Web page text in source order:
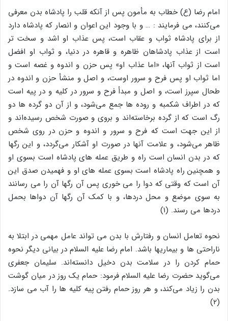
امام رضا (ع) خطاب به مأمون پس از آنکه قلب را پادشاه بدن معرفی
می‌کنند، می فرمایند : … و با وجود این اعوان و انصار که پادشاه دارد
از برای پادشاه ثواب و عقاب است، پس عذاب او اشد و سخت تر
است از عذاب پادشاهان ظاهره و قاهره در دنیا، و ثواب او افضل
است از ثواب آنها، «اما عذاب او» پس حزن و اندوه و غصه است و
اما ثواب او پس فرح و سرور اوست، و اصل و منشأ حزن و اندوه در
طحال سپرز است، و اصل و مبدأ فرح و سرور در کلیه و در پیه است
که در اطراف شکمبه و روده ها جمع می‌شود، و از آن دو گرده ها دو
رگ است که از گرده برخاسته‌اند و بروی و صورت شخص رسیده‌اند و
از این جهت است که فرح و سرور و اندوه و حزن در روی شخص
ظاهر می‌شود، و علامت آنها در صورت او آشکار می‌گردد، و این رگها
که در بدن انسان است راه و طریق عمله های پادشاه است بسوی او
و همچنین راه پادشاه است بسوی عمله های او و فهمیدن صدق این
آن است که وقتی که دوا را می خوری پس آن رگها آن را می رسانند
به سوی موضع و محل دردها، و با کمک آن رگها آن دواها بحمل
دردها می رسند. (۱)
نحوه تعامل انسان و رفتارش با بدن می تواند عامل مهمی در ابتلا به
ناراحتی ها و بیماریها باشد. امام رضا علیه السلام در بیانی دیگر نحوه
حمام کردن را در سلامت بدن دخیل دانسته‌اند. سلیمان جعفرى
می‌گوید حضرت رضا علیه السلام فرمود: حمام یک روز در میان گوشت
بدن را زیاد می‌کند، و هر روز حمام رفتن پیه‏ کلیه ها را آب می سازد.
(۲)